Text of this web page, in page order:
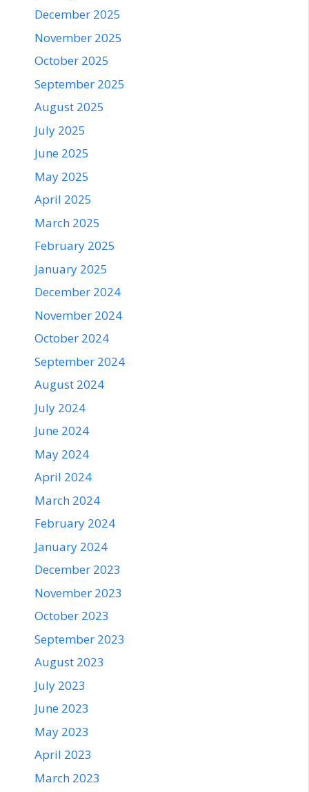
December 2025
November 2025
October 2025
September 2025
August 2025
July 2025
June 2025
May 2025
April 2025
March 2025
February 2025
January 2025
December 2024
November 2024
October 2024
September 2024
August 2024
July 2024
June 2024
May 2024
April 2024
March 2024
February 2024
January 2024
December 2023
November 2023
October 2023
September 2023
August 2023
July 2023
June 2023
May 2023
April 2023
March 2023